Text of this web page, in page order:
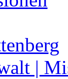
|